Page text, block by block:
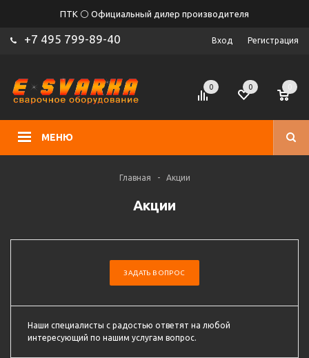
ПТК ⚪ Официальный дилер производителя
+7 495 799-89-40 Вход Регистрация
МЕНЮ
0 0
Главная - Акции
Акции
ЗАДАТЬ ВОПРОС
Наши специалисты с радостью ответят на любой
интересующий по нашим услугам вопрос.